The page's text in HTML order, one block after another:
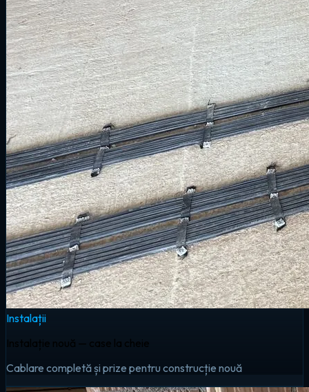
Instalații
Instalație nouă — case la cheie
Cablare completă și prize pentru construcție nouă